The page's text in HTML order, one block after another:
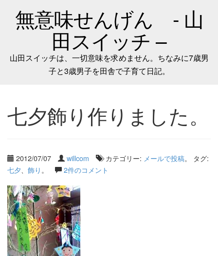
無意味せんげん - 山
田スイッチ –
山田スイッチは、一切意味を求めません。ちなみに7歳男
子と3歳男子を田舎で子育て日記。
七夕飾り作りました。
2012/07/07 willcom カテゴリー: メールで投稿。 タグ:
七夕
飾り 。 2件のコメント